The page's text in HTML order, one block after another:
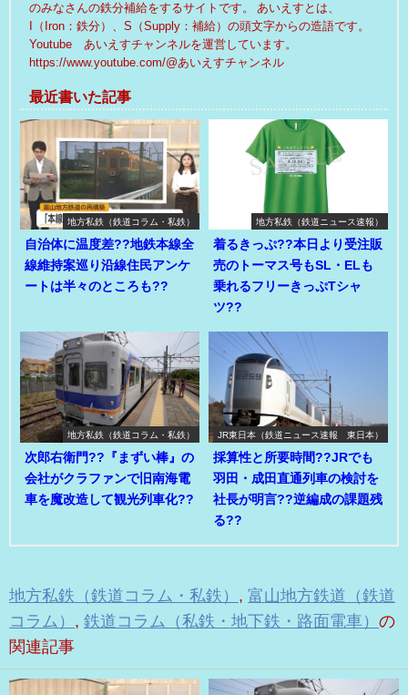
のみなさんの鉄分補給をするサイトです。 あいえすとは、
I（Iron：鉄分）、S（Supply：補給）の頭文字からの造語です。
Youtube あいえすチャンネルを運営しています。
https://www.youtube.com/@あいえすチャンネル
最近書いた記事
地方私鉄（鉄道コラム・私鉄）
自治体に温度差??地鉄本線全
線維持案巡り沿線住民アンケ
ートは半々のところも??
地方私鉄（鉄道ニュース速報）
着るきっぷ??本日より受注販
売のトーマス号もSL・ELも
乗れるフリーきっぷTシャ
ツ??
地方私鉄（鉄道コラム・私鉄）
次郎右衛門??『まずい棒』の
会社がクラファンで旧南海電
車を魔改造して観光列車化??
JR東日本（鉄道ニュース速報 東日本）
採算性と所要時間??JRでも
羽田・成田直通列車の検討を
社長が明言??逆編成の課題残
る??
地方私鉄（鉄道コラム・私鉄） , 富山地方鉄道（鉄道
コラム） , 鉄道コラム（私鉄・地下鉄・路面電車） の
関連記事